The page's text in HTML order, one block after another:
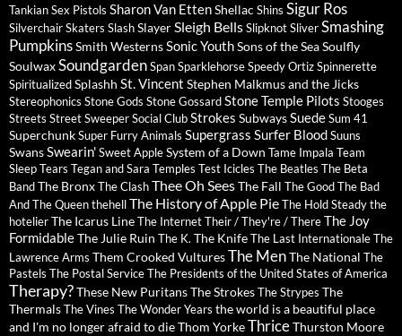
TankianSex Pistols Sharon Van EttenShellac Shins Sigur Ros
SilverchairSkaters SlashSlayerSleigh BellsSlipknotSliverSmashing
PumpkinsSmith WesternsSonic YouthSons of the SeaSoulfly
SoulwaxSoundgardenSpanSparklehorseSpeedy OrtizSpinnerette
SpiritualizedSplashh St. Vincent Stephen Malkmus and the Jicks
Stereophonics Stone Gods Stone GossardStone Temple Pilots Stooges
Streets Street Sweeper Social ClubStrokes SubwaysSuedeSum 41
SuperchunkSuper Furry Animals Supergrass Surfer BloodSuuns
SwansSwearin'Sweet AppleSystem of a Down Tame Impala Team
SleepTears Tegan and Sara Temples Test Icicles The Beatles The Beta
BandThe BronxThe ClashThee Oh SeesThe Fall The Good The Bad
And The QueenthehellThe History of Apple PieThe Hold Steadythe
hotelierThe Icarus LineThe InternetTheir / They're / ThereThe Joy
FormidableThe Julie Ruin The K. The KnifeThe Last InternationaleThe
Lawrence Arms Them Crooked VulturesThe MenThe National The
Pastels The Postal ServiceThe Presidents of the United States of America
Therapy?These New PuritansThe StrokesThe Strypes The
ThermalsThe Vines The Wonder Years the world is a beautiful place
and I'm no longer afraid to dieThom YorkeThriceThurston Moore